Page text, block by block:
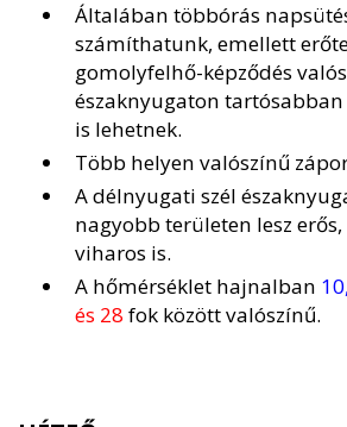
Általában többórás
számíthatunk, emellett
gomolyfelhő-képződés
északnyugaton
is lehetnek.
Több helyen valószínű
A délnyugati szél
nagyobb területen lesz
viharos is.
A hőmérséklet hajnalban
és 28 fok között valószínű.